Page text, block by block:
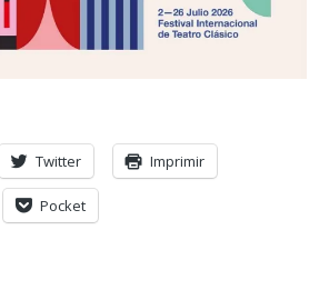
Twitter Imprimir
Pocket